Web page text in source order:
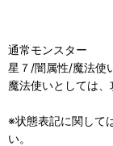
通常モンスター
星７/闇属性/魔法使
魔法使いとしては、
※状態表記に関して
い。